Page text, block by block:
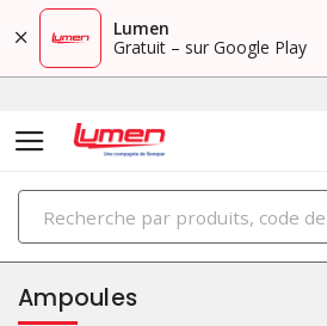
Lumen
Gratuit – sur Google Play
PRODUITS
éclairage
Ampoules